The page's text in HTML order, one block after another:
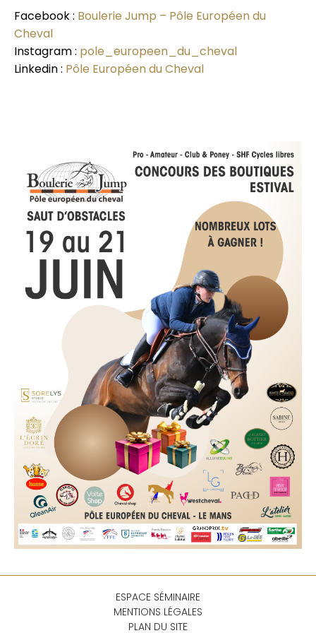
Facebook : Boulerie Jump – Pôle Européen du
Cheval
Instagram : pole_europeen_du_cheval
Linkedin : Pôle Européen du Cheval
ESPACE SÉMINAIRE
MENTIONS LÉGALES
PLAN DU SITE